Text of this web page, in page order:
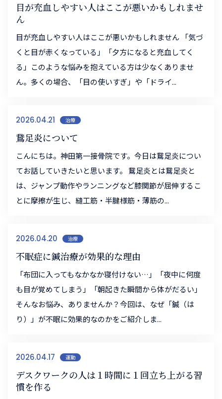
目が充血しやすい人はここが悪いかもしれませ
ん
目が充血しやすい人はここが悪いかもしれません 「気づ
くと目が赤くなっている」「夕方になると充血してく
る」このような悩みを抱えている方は少なくありませ
ん。多くの場合、「目の使いすぎ」や「ドライ...
2026.04.21 治療
鵞足炎について
こんにちは。神田第一接骨院です。今日は鵞足炎につい
てお話していきたいと思います。 鵞足炎とは鵞足炎と
は、ジャンプ動作やランニングなど膝関節が屈伸するこ
とに摩擦が生じ、縫工筋・半腱様筋・薄筋の...
2026.04.20 治療
不眠症に鍼治療が効果的な理由
「布団に入ってもなかなか寝付けない…」「夜中に何度
も目が覚めてしまう」「朝起きた瞬間から体がだるい」
そんなお悩み、ありませんか？今回は、なぜ「鍼（は
り）」が不眠に効果的なのかをご紹介しま...
2026.04.17 運動
デスクワークの人は１時間に１回立ち上がる習
慣を作る